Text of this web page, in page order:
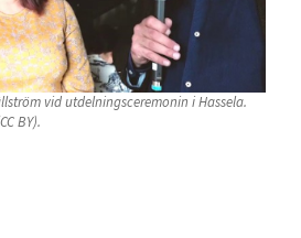
vid utdelningsceremonin i Hassela.
BY).